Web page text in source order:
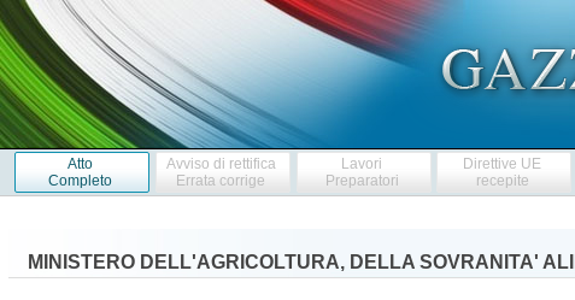
Atto
Completo
Avviso di rettifica
Errata corrige
Lavori
Preparatori
Direttive UE
recepite
MINISTERO DELL'AGRICOLTURA, DELLA SOVRANITA'